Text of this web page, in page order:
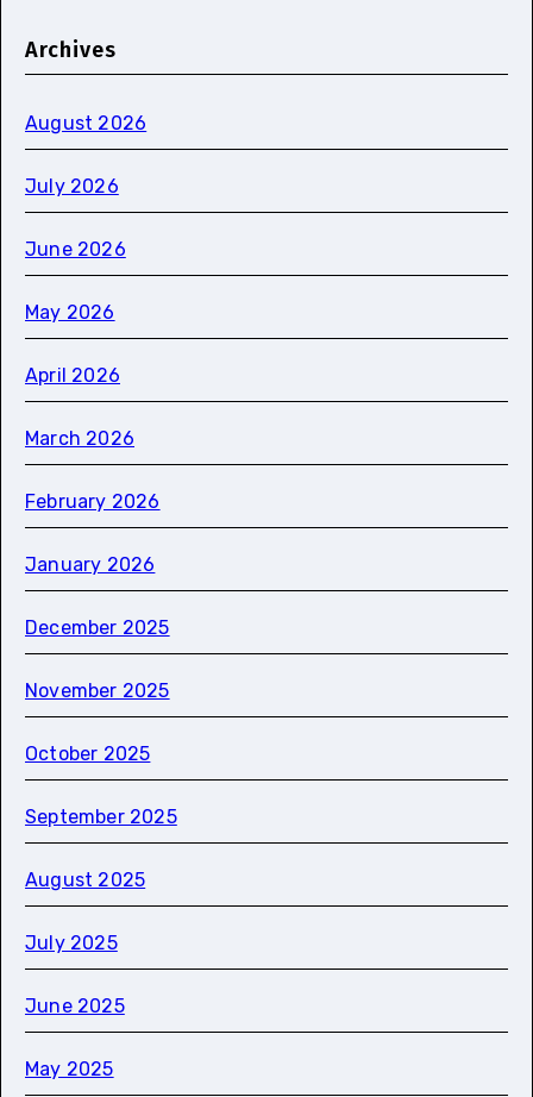
Archives
August 2026
July 2026
June 2026
May 2026
April 2026
March 2026
February 2026
January 2026
December 2025
November 2025
October 2025
September 2025
August 2025
July 2025
June 2025
May 2025